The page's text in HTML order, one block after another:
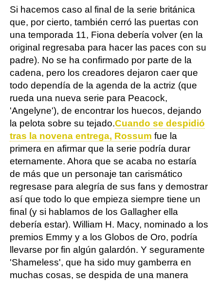
Si hacemos caso al final de la serie británica
que, por cierto, también cerró las puertas con
una temporada 11, Fiona debería volver (en la
original regresaba para hacer las paces con su
padre). No se ha confirmado por parte de la
cadena, pero los creadores dejaron caer que
todo dependía de la agenda de la actriz (que
rueda una nueva serie para Peacock,
'Angelyne'), de encontrar los huecos, dejando
la pelota sobre su tejado.Cuando se despidió
tras la novena entrega, Rossum fue la
primera en afirmar que la serie podría durar
eternamente. Ahora que se acaba no estaría
de más que un personaje tan carismático
regresase para alegría de sus fans y demostrar
así que todo lo que empieza siempre tiene un
final (y si hablamos de los Gallagher ella
debería estar). William H. Macy, nominado a los
premios Emmy y a los Globos de Oro, podría
llevarse por fin algún galardón. Y seguramente
'Shameless', que ha sido muy gamberra en
muchas cosas, se despida de una manera